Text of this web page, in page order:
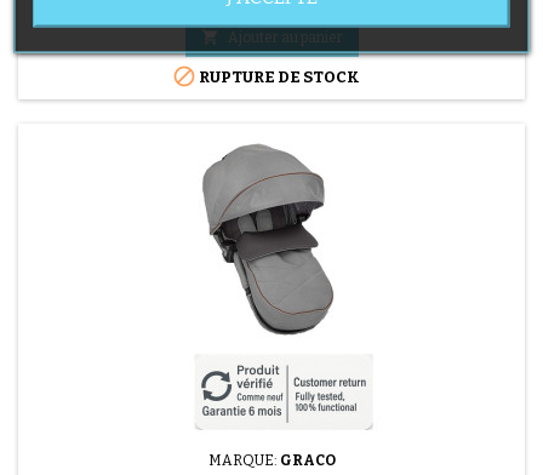
durer et pour offrir un maximum de confort. Elle supporte un
poids allant jusqu'à 22 kg et son dossier...
 Ajouter au panier
 RUPTURE DE STOCK
MARQUE: GRACO